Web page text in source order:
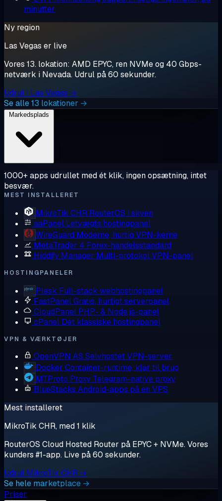
minutter
Ny region
Las Vegas er live
Vores 13. lokation: AMD EPYC, ren NVMe og 40 Gbps-
netværk i Nevada. Udrul på 60 sekunder.
Udrul i Las Vegas →
Se alle 13 lokationer →
1000+ apps udrullet med ét klik, ingen opsætning, intet
besvær.
MEST INSTALLERET
MikroTik CHR RouterOS i skyen
aaPanel Letvægts hostingpanel
WireGuard Moderne, hurtig VPN-kerne
MetaTrader 4 Forex-handelsstandard
Hiddify Manager Multi-protokol VPN-panel
HOSTINGPANELER
Plesk Full-stack webhostingpanel
FastPanelGratis, hurtigt serverpanel
CloudPanel PHP- & Node.js-panel
cPanel Det klassiske hostingpanel
VPN & VÆRKTØJER
OpenVPN AS Selvhostet VPN-server
Docker Container-runtime, klar til brug
MTProto Proxy Telegram-native proxy
BlueStacks Android-apps på en VPS
Mest installeret
MikroTik CHR, med 1 klik
RouterOS Cloud Hosted Router på EPYC + NVMe. Vores
kunders #1-app. Live på 60 sekunder.
Udrul MikroTik CHR →
Se hele marketplace →
Priser